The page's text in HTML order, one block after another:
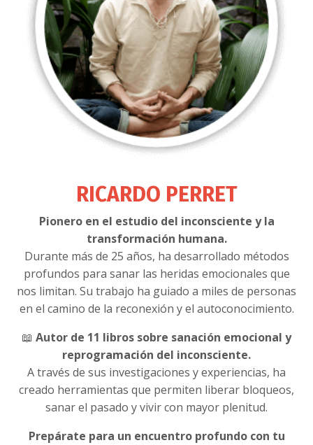
RICARDO PERRET
Pionero en el estudio del inconsciente y la
transformación humana.
Durante más de 25 años, ha desarrollado métodos
profundos para sanar las heridas emocionales que
nos limitan. Su trabajo ha guiado a miles de personas
en el camino de la reconexión y el autoconocimiento.
📖 Autor de 11 libros sobre sanación emocional y
reprogramación del inconsciente.
A través de sus investigaciones y experiencias, ha
creado herramientas que permiten liberar bloqueos,
sanar el pasado y vivir con mayor plenitud.
Prepárate para un encuentro profundo con tu